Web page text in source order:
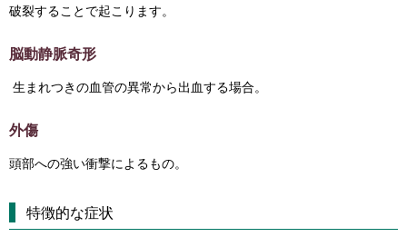
破裂することで起こります。
脳動静脈奇形
生まれつきの血管の異常から出血する場合。
外傷
頭部への強い衝撃によるもの。
特徴的な症状